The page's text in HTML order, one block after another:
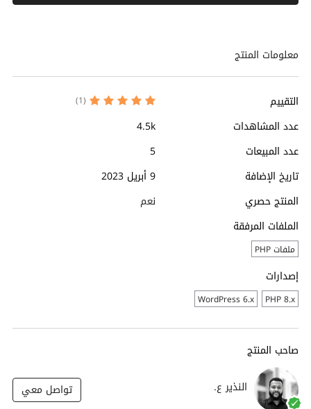
معلومات المنتج
التقييم (1)
عدد المشاهدات
4.5k
عدد المبيعات
5
تاريخ الإضافة
9 أبريل 2023
المنتج حصري
نعم
الملفات المرفقة
ملفات PHP
إصدارات
PHP 8.x
WordPress 6.x
صاحب المنتج
النذير ع.
تواصل معي